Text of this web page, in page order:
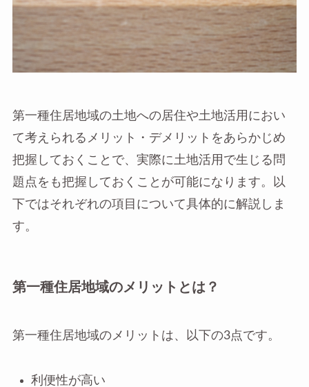
第一種住居地域の土地への居住や土地活用におい
て考えられるメリット・デメリットをあらかじめ
把握しておくことで、実際に土地活用で生じる問
題点をも把握しておくことが可能になります。以
下ではそれぞれの項目について具体的に解説しま
す。
第一種住居地域のメリットとは？
第一種住居地域のメリットは、以下の3点です。
利便性が高い